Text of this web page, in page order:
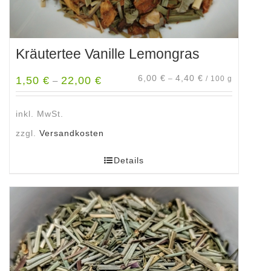
Kräutertee Vanille Lemongras
1,50 € – 22,00 € 6,00 € – 4,40 € / 100 g
inkl. MwSt.
zzgl. Versandkosten
Details